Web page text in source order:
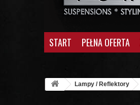
START PEŁNA OFERTA
Lampy / Reflektory